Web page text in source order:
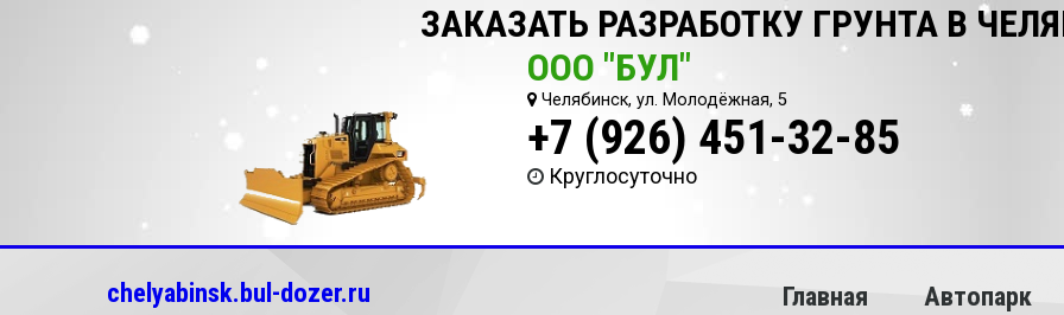
ЗАКАЗАТЬ РАЗРАБОТКУ ГРУНТА В
ООО "БУЛ"
Челябинск, ул. Молодёжная, 5
+7 (926) 451-32-85
Круглосуточно
chelyabinsk.bul-dozer.ru Главная Автопарк